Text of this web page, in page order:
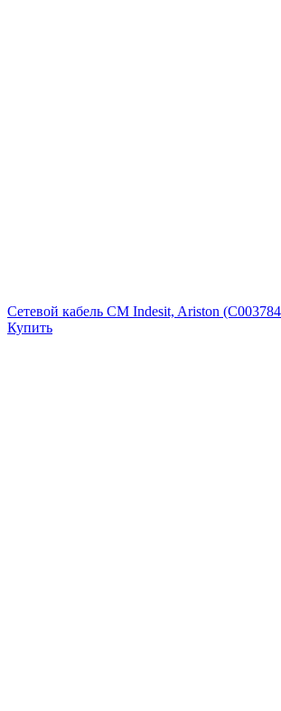
Сетевой кабель СМ Indesit, Ariston
Купить